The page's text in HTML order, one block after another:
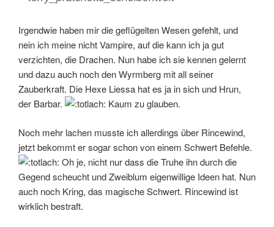
Irgendwie haben mir die geflügelten Wesen gefehlt, und
nein ich meine nicht Vampire, auf die kann ich ja gut
verzichten, die Drachen. Nun habe ich sie kennen gelernt
und dazu auch noch den Wyrmberg mit all seiner
Zauberkraft. Die Hexe Liessa hat es ja in sich und Hrun,
der Barbar.
Kaum zu glauben.
Noch mehr lachen musste ich allerdings über Rincewind,
jetzt bekommt er sogar schon von einem Schwert Befehle.
Oh je, nicht nur dass die Truhe ihn durch die
Gegend scheucht und Zweiblum eigenwillige Ideen hat. Nun
auch noch Kring, das magische Schwert. Rincewind ist
wirklich bestraft.